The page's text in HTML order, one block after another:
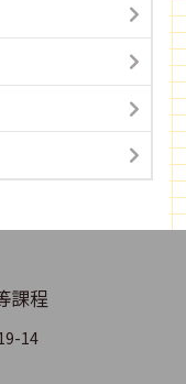
課程
14